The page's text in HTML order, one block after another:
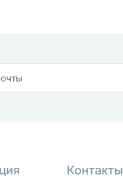
Контакты